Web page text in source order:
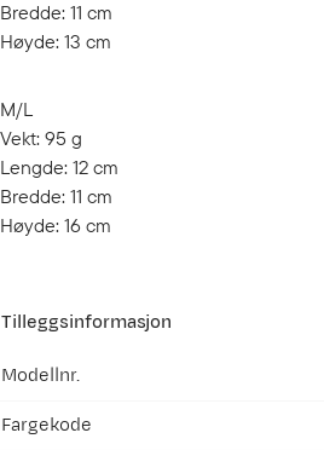
Bredde: 11 cm
Høyde: 13 cm
M/L
Vekt: 95 g
Lengde: 12 cm
Bredde: 11 cm
Høyde: 16 cm
Tilleggsinformasjon
Modellnr.
Fargekode